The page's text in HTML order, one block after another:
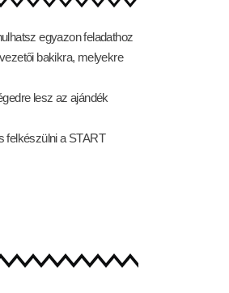
egyazon feladathoz
bakikra, melyekre
lesz az ajándék
felkészülni a START